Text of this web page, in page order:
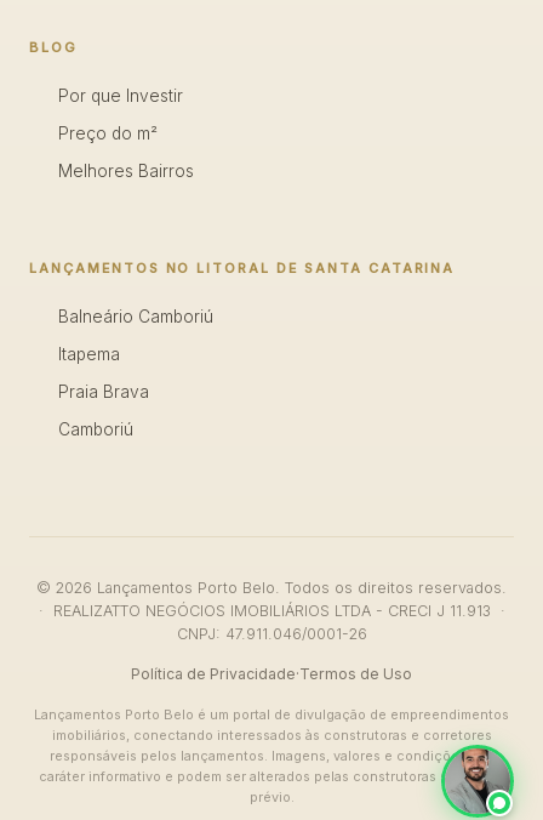
BLOG
Por que Investir
Preço do m²
Melhores Bairros
LANÇAMENTOS NO LITORAL DE SANTA CATARINA
Balneário Camboriú
Itapema
Praia Brava
Camboriú
© 2026 Lançamentos Porto Belo. Todos os direitos reservados.
· REALIZATTO NEGÓCIOS IMOBILIÁRIOS LTDA - CRECI J 11.913 ·
CNPJ: 47.911.046/0001-26
Política de Privacidade·Termos de Uso
Lançamentos Porto Belo é um portal de divulgação de empreendimentos
imobiliários, conectando interessados às construtoras e corretores
responsáveis pelos lançamentos. Imagens, valores e condições têm
caráter informativo e podem ser alterados pelas construtoras sem aviso
prévio.